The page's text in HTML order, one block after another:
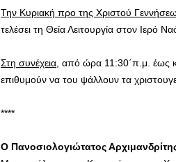
Την Κυριακή προ της Χριστού
τελέσει τη Θεία Λειτουργία στον Ιερό
Στη συνέχεια , από ώρα 11:30΄π.μ. έως
επιθυμούν να του ψάλλουν τα
****
Ο Πανοσιολογιώτατος